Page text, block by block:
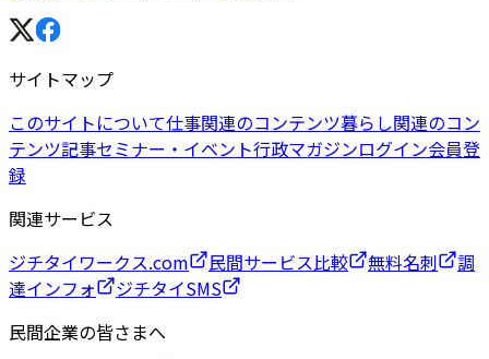
サイトマップ
このサイトについて仕事関連のコンテンツ暮らし関連のコン
テンツ記事セミナー・イベント行政マガジンログイン会員登
録
関連サービス
ジチタイワークス.com
民間サービス比較 無料名刺
調
達インフォ
ジチタイSMS
民間企業の皆さまへ